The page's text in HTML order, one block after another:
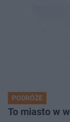
PODRÓŻE
To miasto w